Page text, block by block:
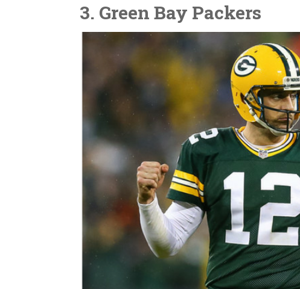
3. Green Bay Packers